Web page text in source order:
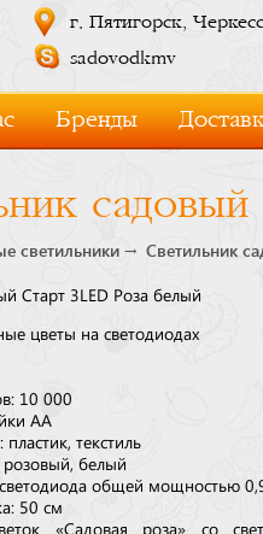
г. Пятигорск,
sadovodkmv
Бренды
светильники Светильник
Старт 3LED Роза белый
цветы на светодиодах
10 000
АА
текстиль
розовый, белый
светодиода общей мощностью
50 см
«Садовая роза» со